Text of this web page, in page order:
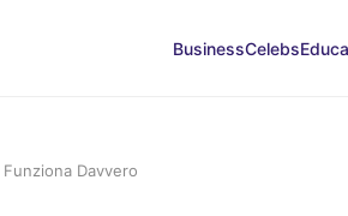
BusinessCelebs
Davvero